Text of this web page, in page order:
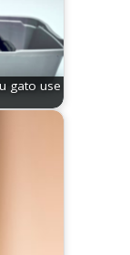
gato use